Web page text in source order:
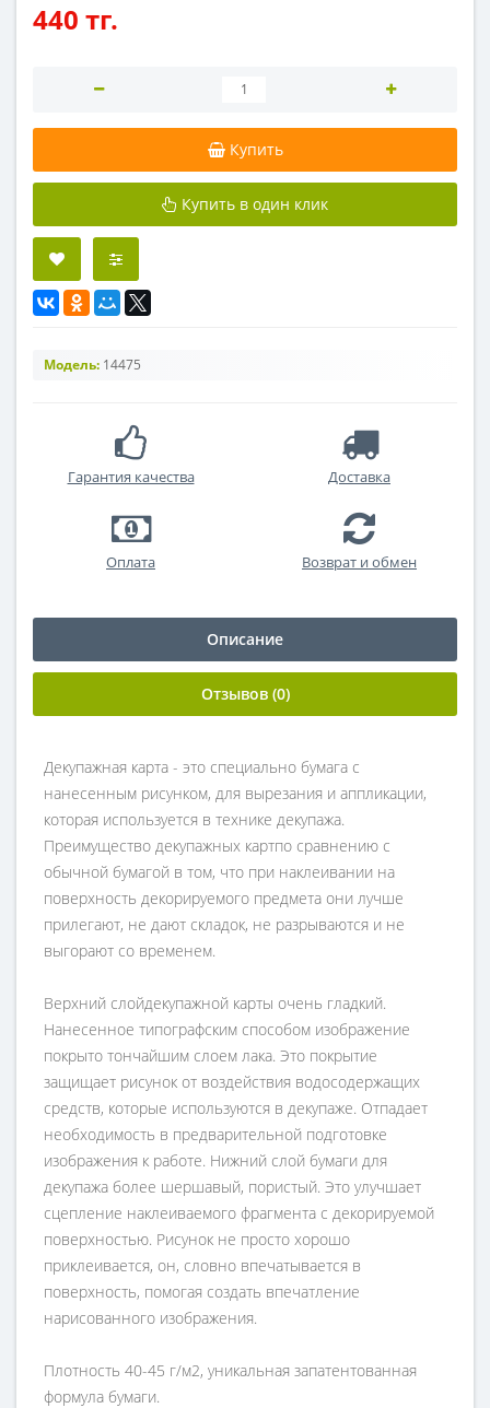
440 тг.
Купить
Купить в один клик
Модель: 14475
Гарантия качества Доставка
Оплата Возврат и обмен
Описание
Отзывов (0)
Декупажная карта - это специально бумага с
нанесенным рисунком, для вырезания и аппликации,
которая используется в технике декупажа.
Преимущество декупажных картпо сравнению с
обычной бумагой в том, что при наклеивании на
поверхность декорируемого предмета они лучше
прилегают, не дают складок, не разрываются и не
выгорают со временем.
Верхний слойдекупажной карты очень гладкий.
Нанесенное типографским способом изображение
покрыто тончайшим слоем лака. Это покрытие
защищает рисунок от воздействия водосодержащих
средств, которые используются в декупаже. Отпадает
необходимость в предварительной подготовке
изображения к работе. Нижний слой бумаги для
декупажа более шершавый, пористый. Это улучшает
сцепление наклеиваемого фрагмента с декорируемой
поверхностью. Рисунок не просто хорошо
приклеивается, он, словно впечатывается в
поверхность, помогая создать впечатление
нарисованного изображения.
Плотность 40-45 г/м2, уникальная запатентованная
формула бумаги.